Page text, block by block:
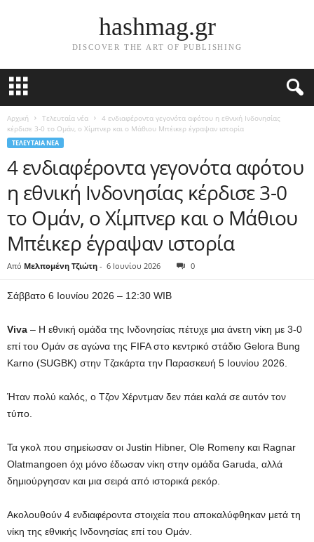
hashmag.gr
DISCOVER THE ART OF PUBLISHING
Αρχική Τελευταία νέα
4 ενδιαφέροντα γεγονότα αφότου η εθνική Ινδονησίας
κέρδισε 3-0 το Ομάν, ο Χίμπνερ και ο Μάθιου Μπέικερ έγραψαν ιστορία
ΤΕΛΕΥΤΑΊΑ ΝΈΑ
4 ενδιαφέροντα γεγονότα αφότου
η εθνική Ινδονησίας κέρδισε 3-0
το Ομάν, ο Χίμπνερ και ο Μάθιου
Μπέικερ έγραψαν ιστορία
Από Μελπομένη Τζιώτη - 6 Ιουνίου 2026 0
Σάββατο 6 Ιουνίου 2026 – 12:30 WIB
Viva – Η εθνική ομάδα της Ινδονησίας πέτυχε μια άνετη νίκη με 3-0
επί του Ομάν σε αγώνα της FIFA στο κεντρικό στάδιο Gelora Bung
Karno (SUGBK) στην Τζακάρτα την Παρασκευή 5 Ιουνίου 2026.
Ήταν πολύ καλός, ο Τζον Χέρντμαν δεν πάει καλά σε αυτόν τον
τύπο.
Τα γκολ που σημείωσαν οι Justin Hibner, Ole Romeny και Ragnar
Olatmangoen όχι μόνο έδωσαν νίκη στην ομάδα Garuda, αλλά
δημιούργησαν και μια σειρά από ιστορικά ρεκόρ.
Ακολουθούν 4 ενδιαφέροντα στοιχεία που αποκαλύφθηκαν μετά τη
νίκη της εθνικής Ινδονησίας επί του Ομάν.